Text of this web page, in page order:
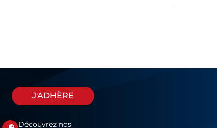
J'ADHÈRE
Découvrez nos